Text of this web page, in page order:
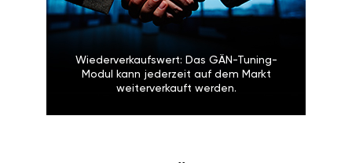
Wiederverkaufswert: Das GÄN-Tuning-
Modul kann jederzeit auf dem Markt
weiterverkauft werden.